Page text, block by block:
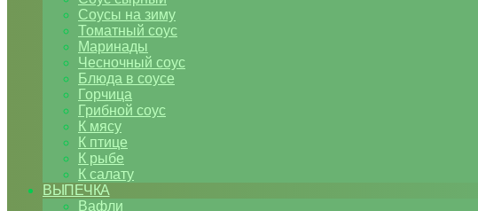
Соусы на зиму
Томатный соус
Маринады
Чесночный соус
Блюда в соусе
Горчица
Грибной соус
К мясу
К птице
К рыбе
К салату
ВЫПЕЧКА
Вафли